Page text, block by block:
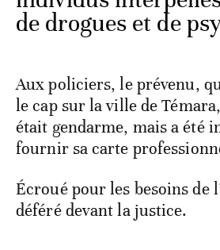
de drogues et de
Aux policiers, le prévenu,
le cap sur la ville de
était gendarme, mais a été
fournir sa carte
Écroué pour les besoins de
déféré devant la justice.